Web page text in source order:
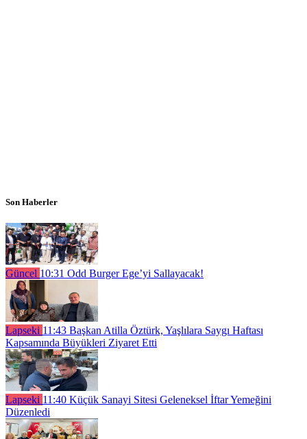
Son Haberler
Güncel 10:31 Odd Burger Ege’yi Sallayacak!
Lapseki 11:43 Başkan Atilla Öztürk, Yaşlılara Saygı Haftası
Kapsamında Büyükleri Ziyaret Etti
Lapseki 11:40 Küçük Sanayi Sitesi Geleneksel İftar Yemeğini
Düzenledi